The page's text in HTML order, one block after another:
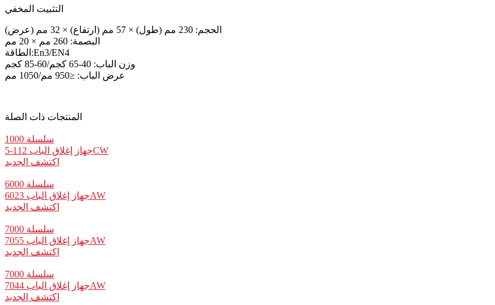
التثبيت المخفي
الحجم: 230 مم (طول) × 57 مم (ارتفاع) × 32 مم (عرض)
البصمة: 260 مم × 20 مم
الطاقة:En3/EN4
وزن الباب: 40-65 كجم/60-85 كجم
عرض الباب: ≤950 مم/1050 مم
المنتجات ذات الصلة
سلسلة 1000
جهاز إغلاق الباب 112-5CW
اكتشف الجديد
سلسلة 6000
جهاز إغلاق الباب 6023AW
اكتشف الجديد
سلسلة 7000
جهاز إغلاق الباب 7055AW
اكتشف الجديد
سلسلة 7000
جهاز إغلاق الباب 7044AW
اكتشف الجديد